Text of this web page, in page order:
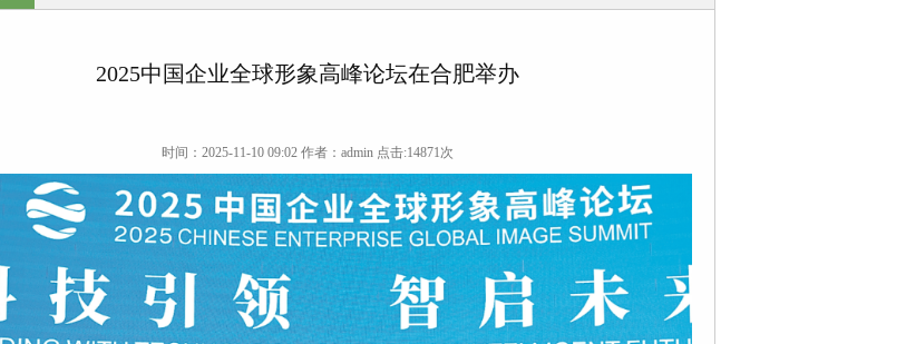
2025中国企业全球形象高峰论坛在合肥举办
时间：2025-11-10 09:02 作者：admin 点击:14871次